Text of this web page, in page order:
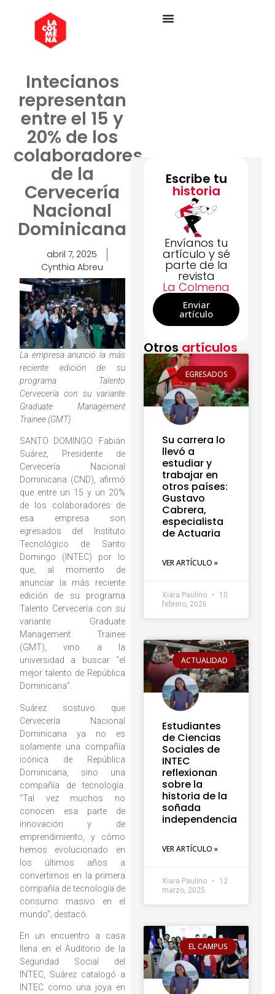
Intecianos
representan
entre el 15 y
20% de los
colaboradores
de la
Cervecería
Nacional
Dominicana
abril 7, 2025
Cynthia Abreu
La empresa anunció la más
reciente edición de su
programa Talento
Cervecería con su variante
Graduate Management
Trainee (GMT)
SANTO DOMINGO. Fabián
Suárez, Presidente de
Cervecería Nacional
Dominicana (CND), afirmó
que entre un 15 y un 20%
de los colaboradores de
esa empresa son
egresados del Instituto
Tecnológico de Santo
Domingo (INTEC) por lo
que, al momento de
anunciar la más reciente
edición de su programa
Talento Cervecería con su
variante Graduate
Management Trainee
(GMT), vino a la
universidad a buscar “el
mejor talento de República
Dominicana”.
Suárez sostuvo que
Cervecería Nacional
Dominicana ya no es
solamente una compañía
icónica de República
Dominicana, sino una
compañía de tecnología.
“Tal vez muchos no
conocen esa parte de
innovación y de
emprendimiento, y cómo
hemos evolucionado en
los últimos años a
convertirnos en la primera
compañía de tecnología de
consumo masivo en el
mundo”, destacó.
En un encuentro a casa
llena en el Auditorio de la
Seguridad Social del
INTEC, Suárez catalogó a
INTEC como una joya en
Escribe tu
historia
Envíanos tu
artículo y sé
parte de la
revista
La Colmena
Enviar
artículo
Otros artículos
EGRESADOS
Su carrera lo
llevó a
estudiar y
trabajar en
otros países:
Gustavo
Cabrera,
especialista
de Actuaria
VER ARTÍCULO »
Xiara Paulino
10
febrero, 2026
ACTUALIDAD
Estudiantes
de Ciencias
Sociales de
INTEC
reflexionan
sobre la
historia de la
soñada
independencia
VER ARTÍCULO »
Xiara Paulino
12
marzo, 2025
EL CAMPUS